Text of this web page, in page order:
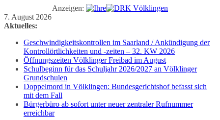
Anzeigen:
Zum
Inhalt
7. August 2026
Aktuelles:
Geschwindigkeitskontrollen im Saarland / Ankündigung der
Kontrollörtlichkeiten und -zeiten – 32. KW 2026
Öffnungszeiten Völklinger Freibad im August
Schulbeginn für das Schuljahr 2026/2027 an Völklinger
Grundschulen
Doppelmord in Völklingen: Bundesgerichtshof befasst sich
mit dem Fall
Bürgerbüro ab sofort unter neuer zentraler Rufnummer
erreichbar